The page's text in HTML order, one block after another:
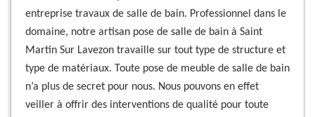
entreprise travaux de salle de bain. Professionnel dans le
domaine, notre artisan pose de salle de bain à Saint
Martin Sur Lavezon travaille sur tout type de structure et
type de matériaux. Toute pose de meuble de salle de bain
n’a plus de secret pour nous. Nous pouvons en effet
veiller à offrir des interventions de qualité pour toute